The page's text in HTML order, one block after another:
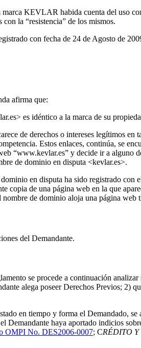
KEVLAR habida cuenta del uso
la “resistencia” de los mismos.
con fecha de 24 de Agosto de
afirma que:
es idéntico a la marca de su
de derechos o intereses legítimos
Estos enlaces, continúa, se
“www.kevlar.es” y decide ir a alguno
de dominio en disputa <kevlar.es>.
en disputa ha sido registrado
copia de una página web en la que
de dominio aloja una página
del Demandante.
se procede a continuación
alega poseer Derechos Previos; 2)
en tiempo y forma el Demandado,
Demandante haya aportado indicios
OMPI No. DES2006-0007; CRÉDITO Y